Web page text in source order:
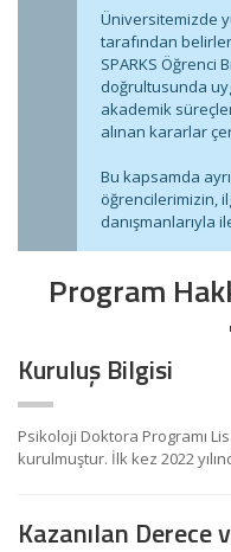
Üniversitemizde
tarafından
SPARKS Öğrenci
doğrultusunda
akademik
alınan kararlar
Bu kapsamda
öğrencilerimizin,
danışmanlarıyla
Program
Kuruluş Bilgisi
Psikoloji Doktora Programı
kurulmuştur. İlk kez 2022
Kazanılan Derece